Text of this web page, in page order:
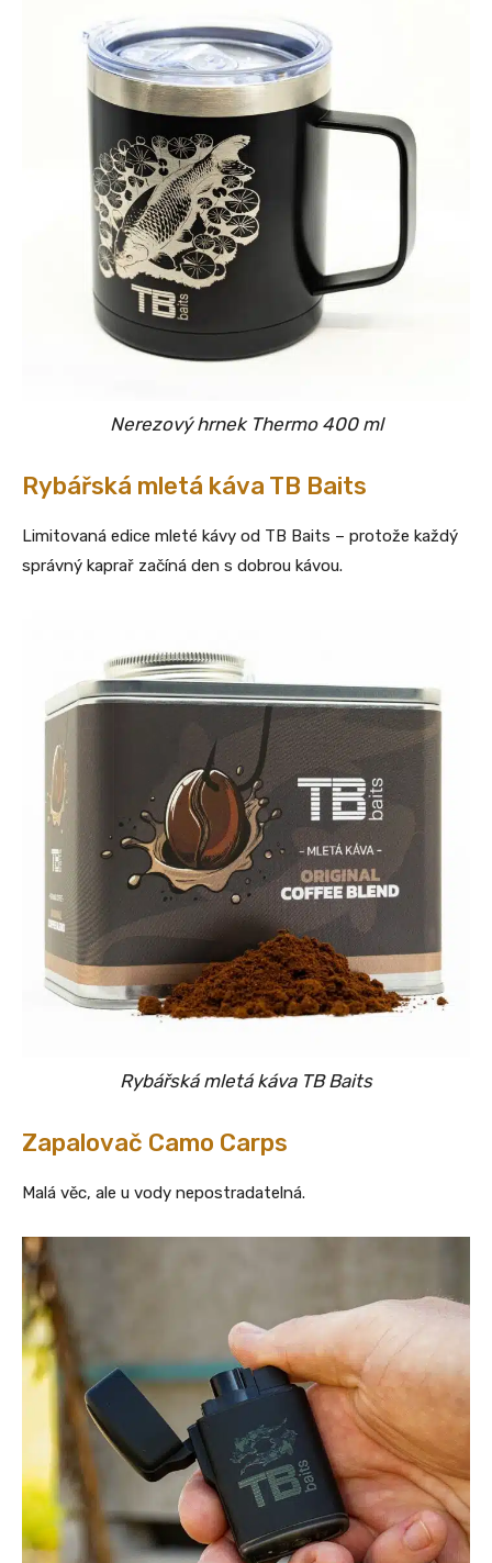
Nerezový hrnek Thermo 400 ml
Rybářská mletá káva TB Baits
Limitovaná edice mleté kávy od TB Baits – protože každý
správný kaprař začíná den s dobrou kávou.
Rybářská mletá káva TB Baits
Zapalovač Camo Carps
Malá věc, ale u vody nepostradatelná.